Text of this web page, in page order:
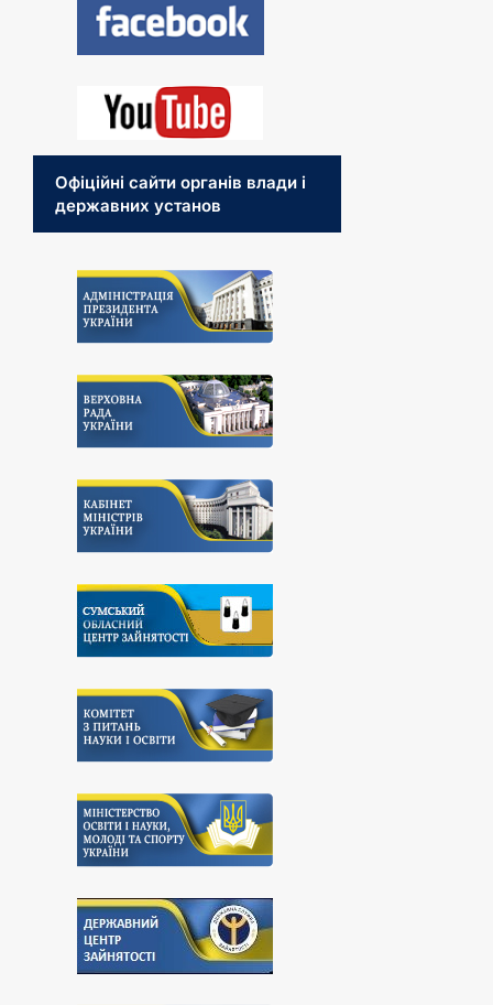
Офіційні сайти органів влади і
державних установ